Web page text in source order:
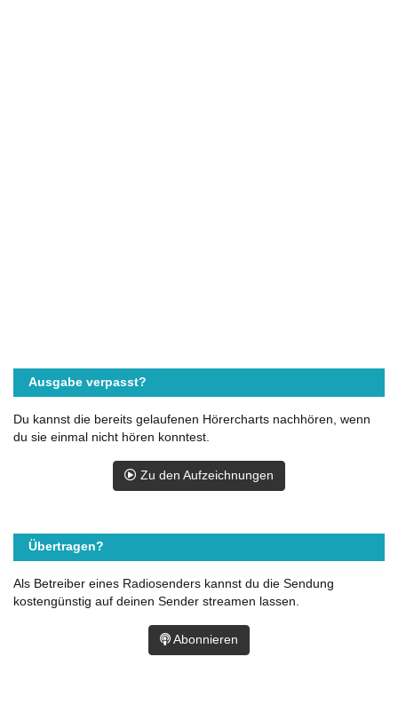
Ausgabe verpasst?
Du kannst die bereits gelaufenen Hörercharts nachhören, wenn
du sie einmal nicht hören konntest.
Zu den Aufzeichnungen
Übertragen?
Als Betreiber eines Radiosenders kannst du die Sendung
kostengünstig auf deinen Sender streamen lassen.
Abonnieren